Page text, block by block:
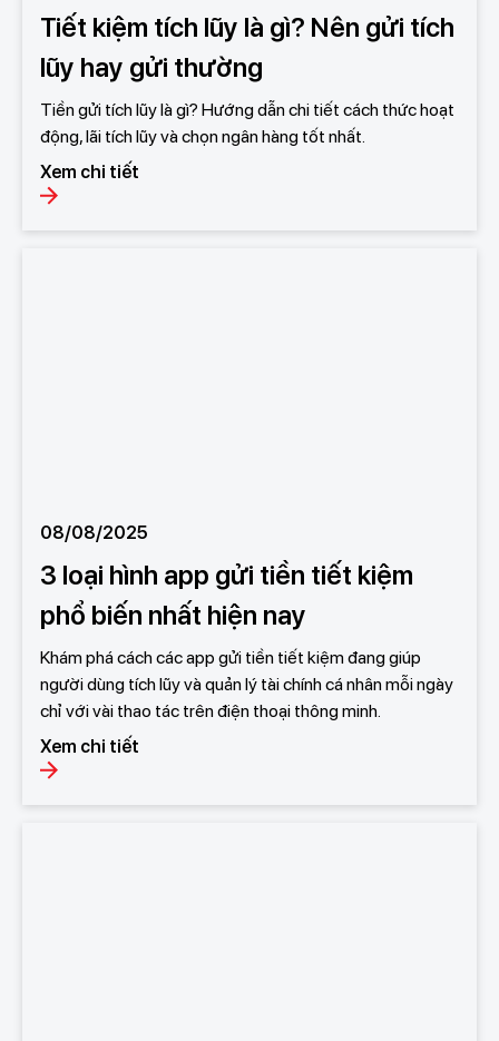
Tiết kiệm tích lũy là gì? Nên gửi tích
lũy hay gửi thường
Tiền gửi tích lũy là gì? Hướng dẫn chi tiết cách thức hoạt
động, lãi tích lũy và chọn ngân hàng tốt nhất.
Xem chi tiết
08/08/2025
3 loại hình app gửi tiền tiết kiệm
phổ biến nhất hiện nay
Khám phá cách các app gửi tiền tiết kiệm đang giúp
người dùng tích lũy và quản lý tài chính cá nhân mỗi ngày
chỉ với vài thao tác trên điện thoại thông minh.
Xem chi tiết